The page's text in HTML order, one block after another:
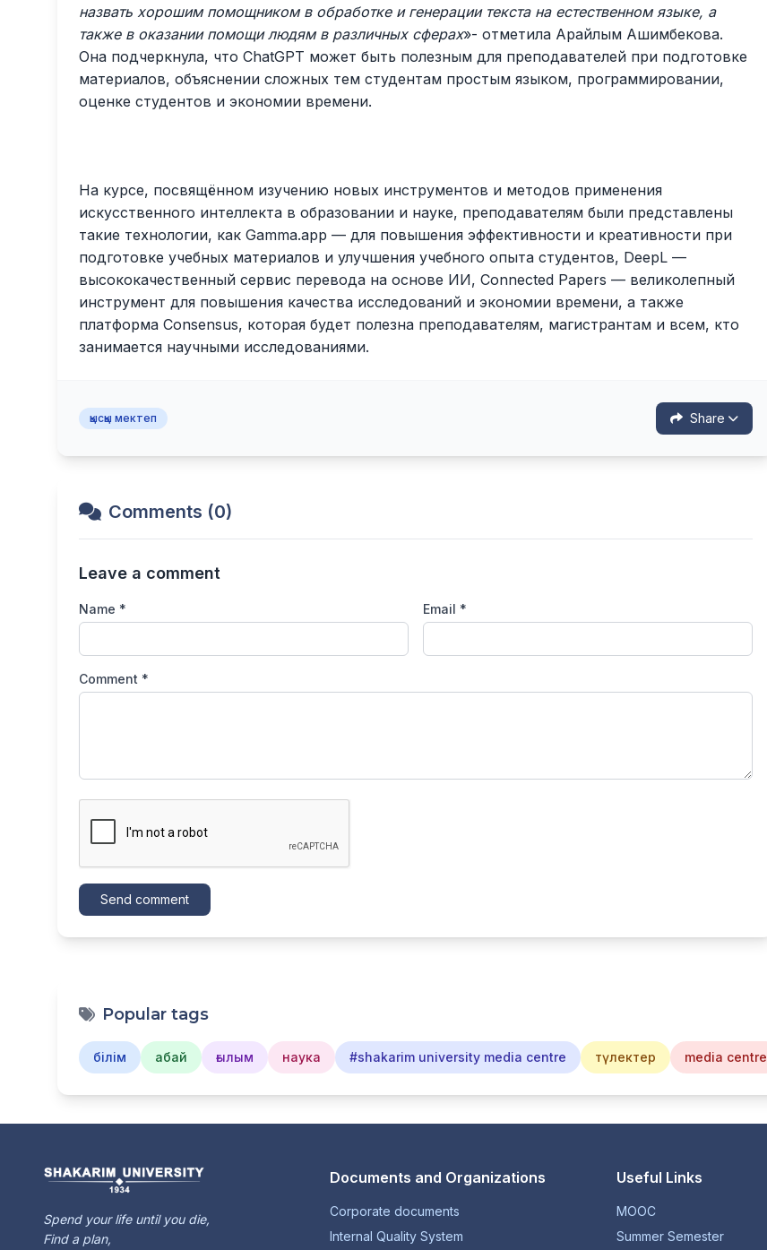
назвать хорошим помощником в обработке и генерации текста на естественном языке, а
также в оказании помощи людям в различных сферах»- отметила Арайлым Ашимбекова.
Она подчеркнула, что ChatGPT может быть полезным для преподавателей при подготовке
материалов, объяснении сложных тем студентам простым языком, программировании,
оценке студентов и экономии времени.
На курсе, посвящённом изучению новых инструментов и методов применения
искусственного интеллекта в образовании и науке, преподавателям были представлены
такие технологии, как Gamma.app — для повышения эффективности и креативности при
подготовке учебных материалов и улучшения учебного опыта студентов, DeepL —
высококачественный сервис перевода на основе ИИ, Connected Papers — великолепный
инструмент для повышения качества исследований и экономии времени, а также
платформа Consensus, которая будет полезна преподавателям, магистрантам и всем, кто
занимается научными исследованиями.
қысқы мектеп Share
Comments (0)
Leave a comment
Name * Email *
Comment *
Send comment
Popular tags
білім абай ғылым наука #shakarim university media centre түлектер media centre
Spend your life until you die,
Find a plan,
Documents and Organizations
Corporate documents
Internal Quality System
Useful Links
MOOC
Summer Semester